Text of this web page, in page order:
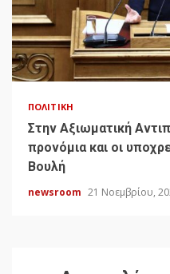
ΠΟΛΙΤΙΚΉ
Στην Αξιωματική
προνόμια και οι
Βουλή
newsroom 21 Νοεμβρίου,